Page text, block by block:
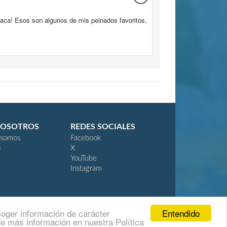
Entendido
información de carácter
más información en nuestra Política
Esos son algunos de mis peinados favoritos,
REDES SOCIALES
Facebook
X
YouTube
Instagram